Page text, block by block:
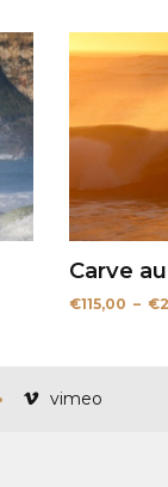
Carve
€115,00 – €
vimeo